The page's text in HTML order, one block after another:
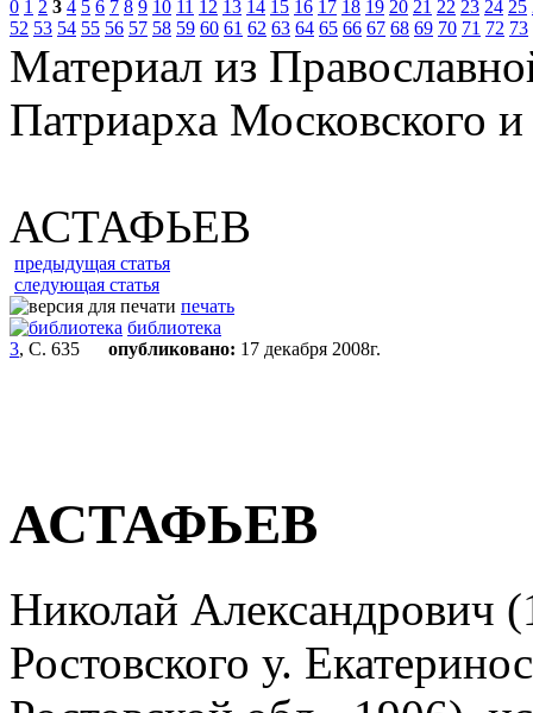
0 1 2 3 4 5 6 7 8 9 10 11 12 13 14 15 16 17 18 19 20 21 22 23 24 25
52 53 54 55 56 57 58 59 60 61 62 63 64 65 66 67 68 69 70 71 72 73
Материал из
Патриарха Московского
АСТАФЬЕВ
предыдущая статья
следующая статья
печать
библиотека
3, С. 635 опубликовано: 17 декабря 2008г.
АСТАФЬЕВ
Николай Александрович
Ростовского у.